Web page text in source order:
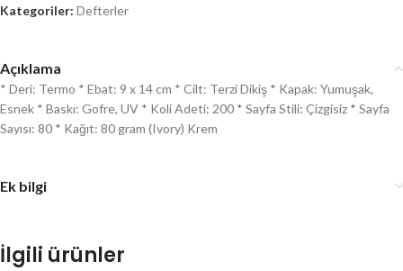
Kategoriler: Defterler
Açıklama
* Deri: Termo * Ebat: 9 x 14 cm * Cilt: Terzi Dikiş * Kapak: Yumuşak,
Esnek * Baskı: Gofre, UV * Koli Adeti: 200 * Sayfa Stili: Çizgisiz * Sayfa
Sayısı: 80 * Kağıt: 80 gram (Ivory) Krem
Ek bilgi
İlgili ürünler